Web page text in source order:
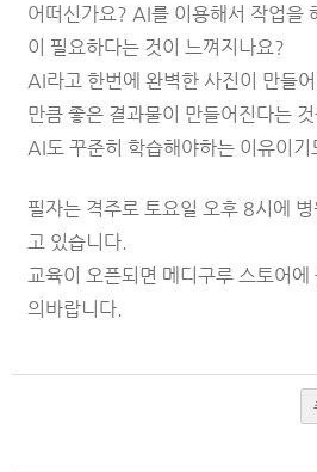
어떠신가요? AI를 이용해서 작업을
이 필요하다는 것이 느껴지나요?
AI라고 한번에 완벽한 사진이 만들
만큼 좋은 결과물이 만들어진다는
AI도 꾸준히 학습해야하는 이유이기
필자는 격주로 토요일 오후 8시에
고 있습니다.
교육이 오픈되면 메디구루 스토어에
의 바랍니다.